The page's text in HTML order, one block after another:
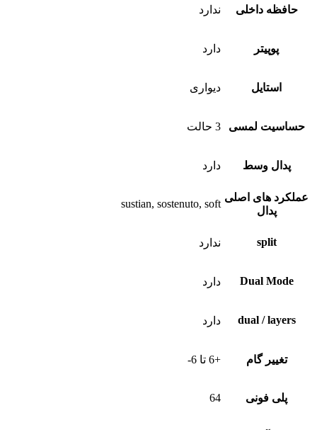
حافظه داخلی ندارد
پوپیتر دارد
استایل دیواری
حساسیت لمسی 3 حالت
پدال وسط دارد
عملکرد های اصلی
پدال
sustian, sostenuto, soft
split ندارد
Dual Mode دارد
dual / layers دارد
تغییر گام +6 تا 6-
پلی فونی 64